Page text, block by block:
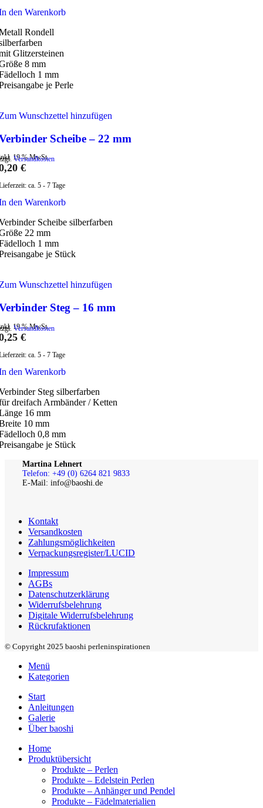
den Warenkorb
Rondell
Glitzersteinen
8 mm
1 mm
je Perle
Wunschzettel hinzufügen
Scheibe – 22 mm
19 % MwSt.
Versandkosten
€
ca. 5 - 7 Tage
den Warenkorb
Scheibe silberfarben
22 mm
1 mm
je Stück
Wunschzettel hinzufügen
Steg – 16 mm
19 % MwSt.
Versandkosten
€
ca. 5 - 7 Tage
den Warenkorb
Steg silberfarben
dreifach Armbänder / Ketten
16 mm
10 mm
0,8 mm
je Stück
Martina Lehnert
Telefon: +49 (0) 6264 821 9833
E-Mail: info@baoshi.de
Kontakt
Versandkosten
Zahlungsmöglichkeiten
Verpackungsregister/LUCID
Impressum
AGBs
Datenschutzerklärung
Widerrufsbelehrung
Digitale Widerrufsbelehrung
Rückrufaktionen
© Copyright 2025 baoshi perleninspirationen
Menü
Kategorien
Start
Anleitungen
Galerie
Über baoshi
Home
Produktübersicht
Produkte – Perlen
Produkte – Edelstein Perlen
Produkte – Anhänger und Pendel
Produkte – Fädelmaterialien